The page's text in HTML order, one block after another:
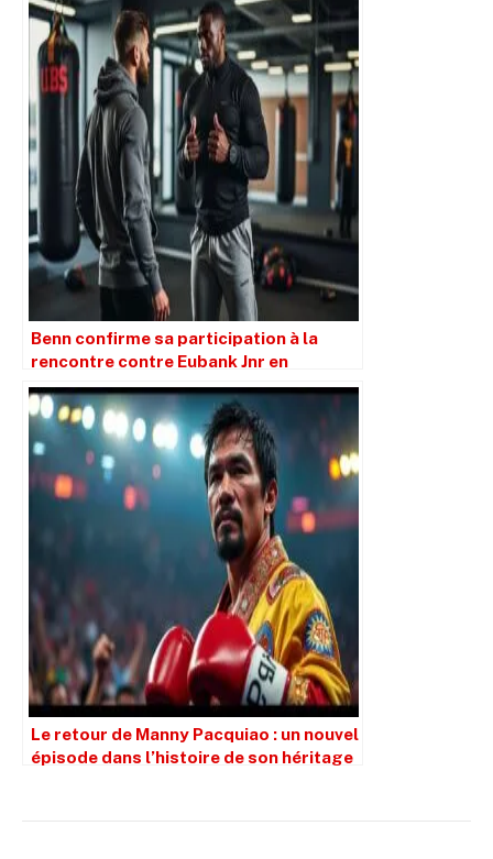
Benn confirme sa participation à la
rencontre contre Eubank Jnr en
novembre et discute également avec
Barrios
Le retour de Manny Pacquiao : un nouvel
épisode dans l’histoire de son héritage